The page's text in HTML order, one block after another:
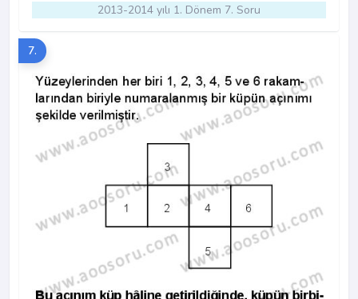
2013-2014 yılı 1. Dönem 7. Soru
7.